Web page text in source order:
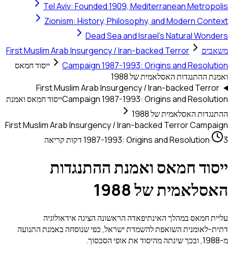
Tel Aviv: Founded 1909, Mediterranean Metropolis
Zionism: History, Philosophy, and Modern Context
Dead Sea and Israel's Natural Wonders
משאבים
First Muslim Arab Insurgency / Iran-backed Terror
Campaign 1987-1993: Origins and Resolution
ייסוד חמאס
ואמנת ההתנגדות האסלאמית של 1988
First Muslim Arab Insurgency / Iran-backed Terror
Campaign 1987-1993: Origins and Resolutionייסוד חמאס ואמנת
ההתנגדות האסלאמית של 1988
First Muslim Arab Insurgency / Iran-backed Terror Campaign
1987-1993: Origins and Resolution· 3 דקות קריאה
ייסוד חמאס ואמנת ההתנגדות
האסלאמית של 1988
עליית חמאס במהלך האינתיפאדה הראשונה הציגה אידאולוגיה
דתית-לאומנית השואפת להשמדת ישראל, כפי שנוסחה באמנת התנועה
מ-1988, ובכך שינתה מהיסוד את אופי הסכסוך.